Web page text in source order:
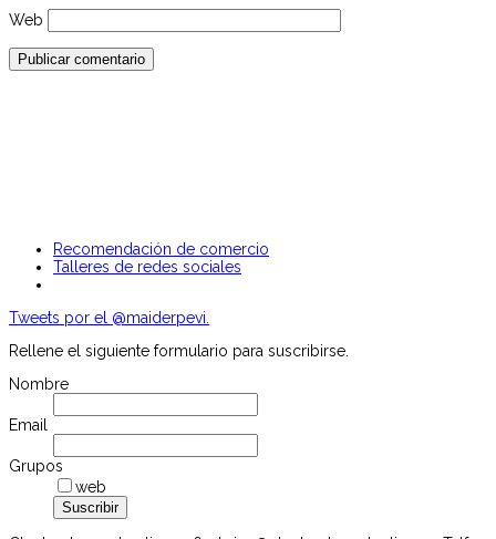
Web
Recomendación de comercio
Talleres de redes sociales
Tweets por el @maiderpevi.
Rellene el siguiente formulario para suscribirse.
Nombre
Email
Grupos
web